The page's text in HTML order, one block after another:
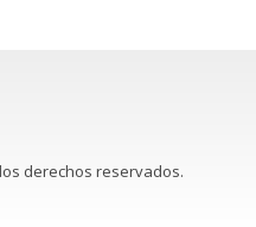
derechos reservados.